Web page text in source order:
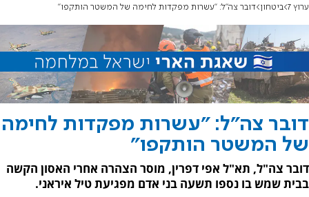
ערוץ 7 ביטחון דובר צה"ל: "עשרות מפקדות לחימה של המשטר הותקפו"
דובר צה"ל: "עשרות מפקדות לחימה
של המשטר הותקפו"
דובר צה"ל, תא"ל אפי דפרין, מוסר הצהרה אחרי האסון הקשה
בבית שמש בו נספו תשעה בני אדם מפגיעת טיל איראני.